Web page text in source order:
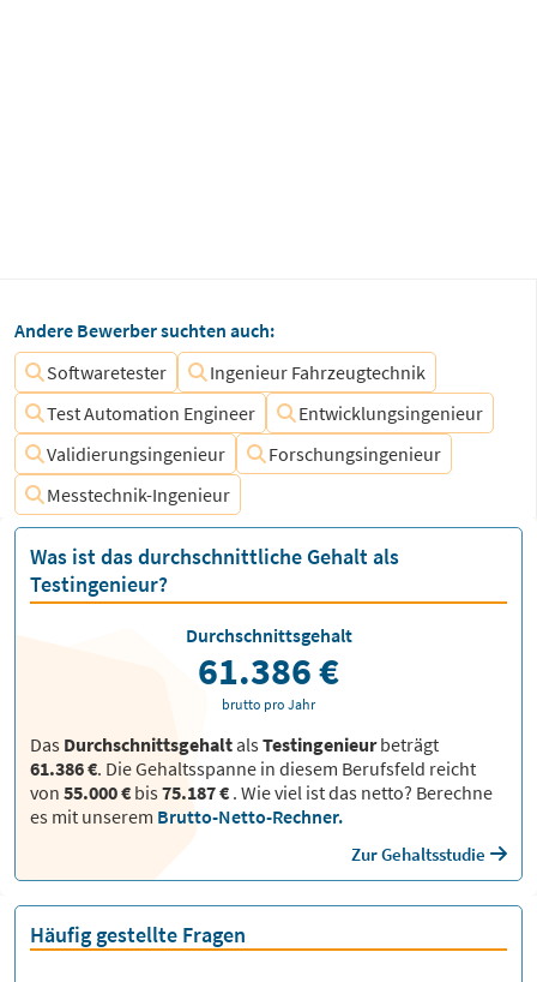
Andere Bewerber suchten auch:
Softwaretester
Ingenieur Fahrzeugtechnik
Test Automation Engineer
Entwicklungsingenieur
Validierungsingenieur
Forschungsingenieur
Messtechnik-Ingenieur
Was ist das durchschnittliche Gehalt als
Testingenieur?
Das DurchschnittsgehaltalsTestingenieurbeträgt
61.386 €. Die Gehaltsspanne in diesem Berufsfeld reicht
von 55.000 € bis75.187 € . Wie viel ist das netto? Berechne
es mit unserem Brutto-Netto-Rechner.
Zur Gehaltsstudie
Durchschnittsgehalt
61.386 €
brutto pro Jahr
Häufig gestellte Fragen